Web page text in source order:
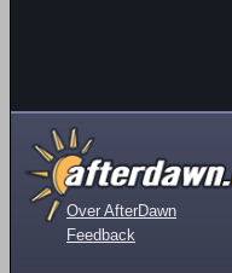
Over AfterDawn
Feedback